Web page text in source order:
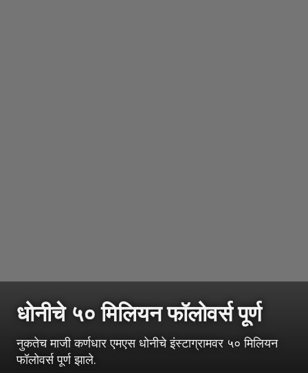
धोनीचे ५० मिलियन फॉलोवर्स पूर्ण
नुकतेच माजी कर्णधार एमएस धोनीचे इंस्टाग्रामवर ५० मिलियन
फॉलोवर्स पूर्ण झाले.